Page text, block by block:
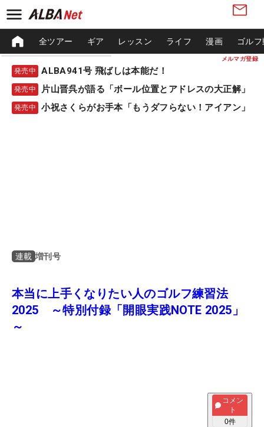
メルマガ登録
全ツアー ギア レッスン ライフ 漫画 ゴル
発売中 ALBA941号 飛ばしは本能だ！
発売中 片山晋呉が語る「ボール位置とアドレスの大正解」
発売中 小祝さくらがお手本「もうダフらない！アイアン」
連載 増刊号
本当に上手くなりたい人のゴルフ練習法
2025 ～特別付録「開眼実践NOTE 2025」
～
コメン
ト
0件